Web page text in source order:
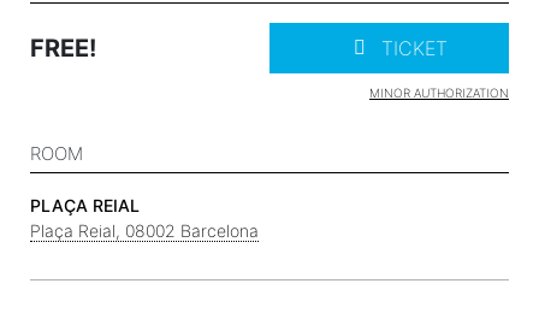
FREE! TICKET
MINOR AUTHORIZATION
ROOM
PLAÇA REIAL
Plaça Reial, 08002 Barcelona